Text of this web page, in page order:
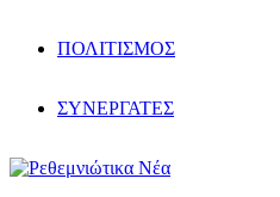
ΠΟΛΙΤΙΣΜΟΣ
ΣΥΝΕΡΓΑΤΕΣ